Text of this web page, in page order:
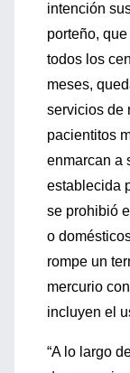
intención
porteño,
todos los
meses,
servicios de
pacientitos
enmarcan a
establecida
se prohibió
o
rompe un
mercurio
incluyen el
“A lo largo